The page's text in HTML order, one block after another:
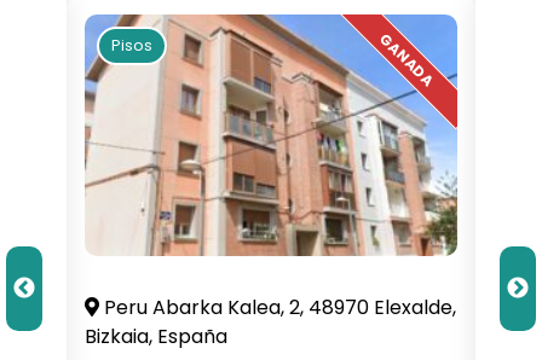
Pisos
Peru Abarka Kalea, 2, 48970 Elexalde,
Bizkaia, España
C.